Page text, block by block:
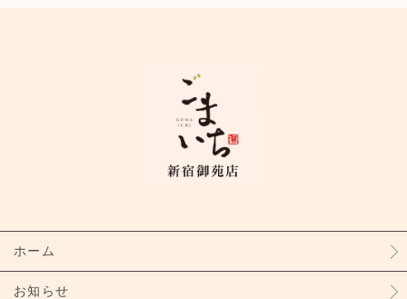
ホーム
お知らせ